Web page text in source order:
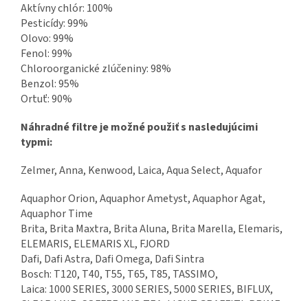
Aktívny chlór: 100%
Pesticídy: 99%
Olovo: 99%
Fenol: 99%
Chloroorganické zlúčeniny: 98%
Benzol: 95%
Ortuť: 90%
Náhradné filtre je možné použiť s nasledujúcimi
typmi:
Zelmer, Anna, Kenwood, Laica, Aqua Select, Aquafor
Aquaphor Orion, Aquaphor Ametyst, Aquaphor Agat,
Aquaphor Time
Brita, Brita Maxtra, Brita Aluna, Brita Marella, Elemaris,
ELEMARIS, ELEMARIS XL, FJORD
Dafi, Dafi Astra, Dafi Omega, Dafi Sintra
Bosch: T120, T40, T55, T65, T85, TASSIMO,
Laica: 1000 SERIES, 3000 SERIES, 5000 SERIES, BIFLUX,